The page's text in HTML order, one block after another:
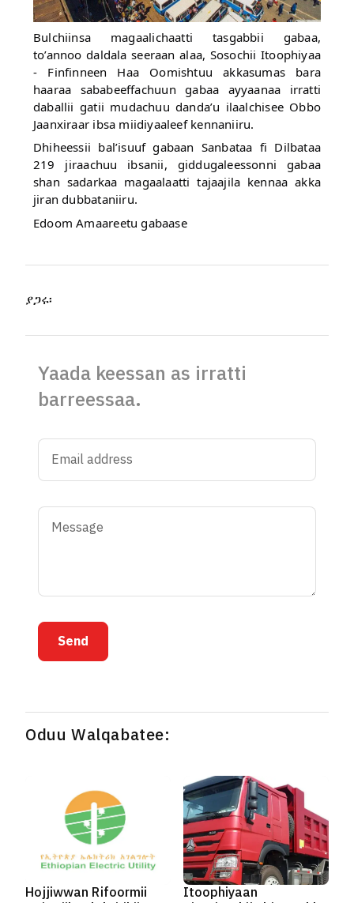
Bulchiinsa magaalichaatti tasgabbii gabaa,
to’annoo daldala seeraan alaa, Sosochii Itoophiyaa
- Finfinneen Haa Oomishtuu akkasumas bara
haaraa sababeeffachuun gabaa ayyaanaa irratti
daballii gatii mudachuu danda’u ilaalchisee Obbo
Jaanxiraar ibsa miidiyaaleef kennaniiru.
Dhiheessii bal’isuuf gabaan Sanbataa fi Dilbataa
219 jiraachuu ibsanii, giddugaleessonni gabaa
shan sadarkaa magaalaatti tajaajila kennaa akka
jiran dubbataniiru.
Edoom Amaareetu gabaase
ያጋሩ፡
Yaada keessan as irratti
barreessaa.
Send
Oduu Walqabatee:
Hojjiwwan Rifoormii
Itoophiyaan